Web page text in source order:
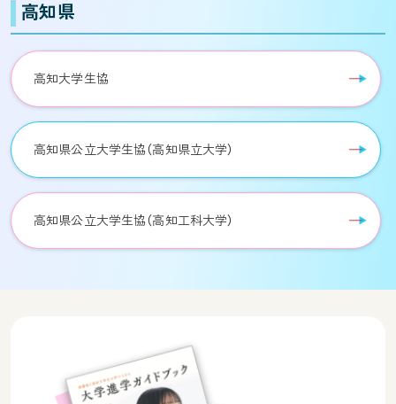
高知県
高知大学生協
高知県公立大学生協（高知県立大学）
高知県公立大学生協（高知工科大学）